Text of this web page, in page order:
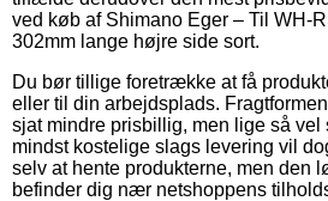
ved køb af Shimano Eger – Til WH-
302mm lange højre side sort.
Du bør tillige foretrække at få
eller til din arbejdsplads.
sjat mindre prisbillig, men lige så
mindst kostelige slags levering vil
selv at hente produkterne, men den
befinder dig nær netshoppens